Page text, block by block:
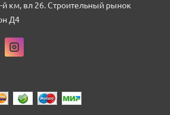
км, вл 26. Строительный рынок
Д4